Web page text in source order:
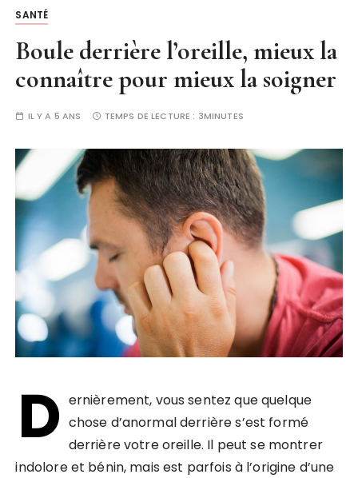
SANTÉ
Boule derrière l’oreille, mieux la
connaître pour mieux la soigner
IL Y A 5 ANS TEMPS DE LECTURE : 3MINUTES
D ernièrement, vous sentez que quelque
chose d’anormal derrière s’est formé
derrière votre oreille. Il peut se montrer
indolore et bénin, mais est parfois à l’origine d’une